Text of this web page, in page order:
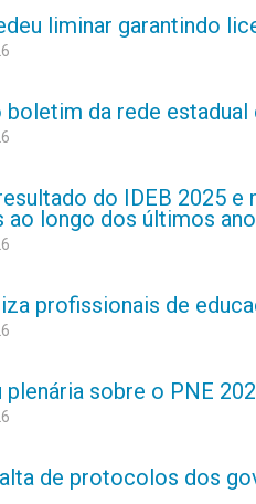
liminar garantindo
boletim da rede estadual
do IDEB 2025
ao longo dos últimos
profissionais de
plenária sobre o PNE
de protocolos dos